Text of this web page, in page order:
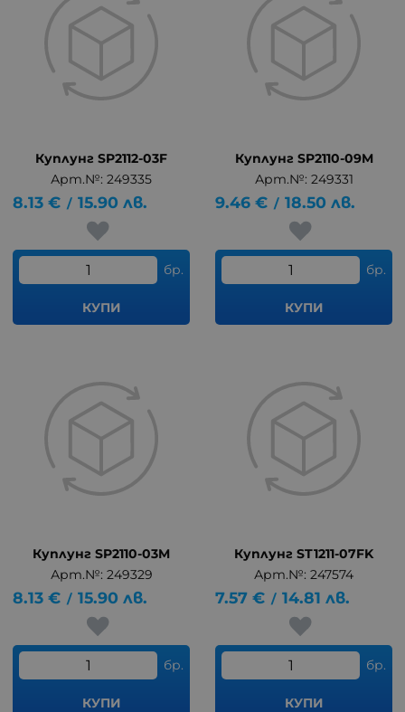
Куплунг SP2112-03F
Арт.№: 249335
8.13 € / 15.90 лв.
бр.
КУПИ
Куплунг SP2110-09M
Арт.№: 249331
9.46 € / 18.50 лв.
бр.
КУПИ
Куплунг SP2110-03M
Арт.№: 249329
8.13 € / 15.90 лв.
бр.
КУПИ
Куплунг ST1211-07FK
Арт.№: 247574
7.57 € / 14.81 лв.
бр.
КУПИ